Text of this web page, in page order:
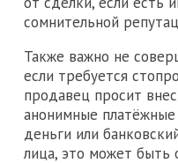
сомнительной
Также важно не
если требуется
продавец просит
анонимные
деньги или
лица, это может быть